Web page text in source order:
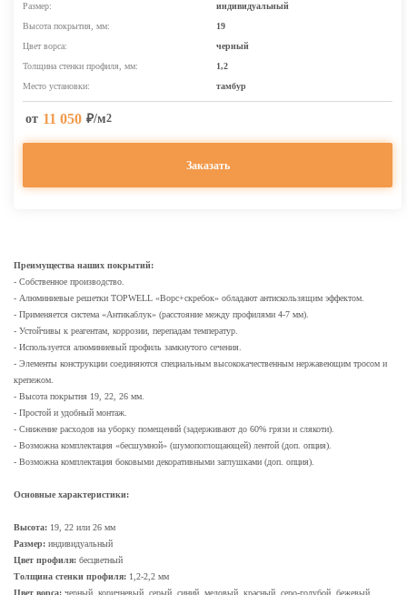
Размер:
индивидуальный
Высота покрытия, мм:
19
Цвет ворса:
черный
Толщина стенки профиля, мм:
1,2
Место установки:
тамбур
от 11 050 ₽/м2
Заказать
Преимущества наших покрытий:
- Собственное производство.
- Алюминиевые решетки TOPWELL «Ворс+скребок» обладают антискользящим эффектом.
- Применяется система «Антикаблук» (расстояние между профилями 4-7 мм).
- Устойчивы к реагентам, коррозии, перепадам температур.
- Используется алюминиевый профиль замкнутого сечения.
- Элементы конструкции соединяются специальным высококачественным нержавеющим тросом и
крепежом.
- Высота покрытия 19, 22, 26 мм.
- Простой и удобный монтаж.
- Снижение расходов на уборку помещений (задерживают до 60% грязи и слякоти).
- Возможна комплектация «бесшумной» (шумопоглощающей) лентой (доп. опция).
- Возможна комплектация боковыми декоративными заглушками (доп. опция).
Основные характеристики:
Высота: 19, 22 или 26 мм
Размер: индивидуальный
Цвет профиля: бесцветный
Толщина стенки профиля: 1,2-2,2 мм
Цвет ворса: черный, коричневый, серый, синий, медовый, красный, серо-голубой, бежевый